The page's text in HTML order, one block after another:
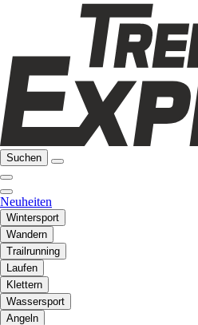
Suchen
Neuheiten
Wintersport
Wandern
Trailrunning
Laufen
Klettern
Wassersport
Angeln